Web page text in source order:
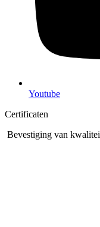
Youtube
Certificaten
Bevestiging van